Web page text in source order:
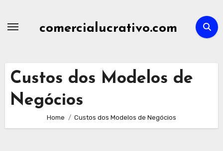
comercialucrativo.com
Custos dos Modelos de
Negócios
Home Custos dos Modelos de Negócios